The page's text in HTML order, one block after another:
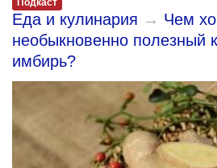
Подкаст
Еда и кулинария → Чем
необыкновенно полезный
имбирь?